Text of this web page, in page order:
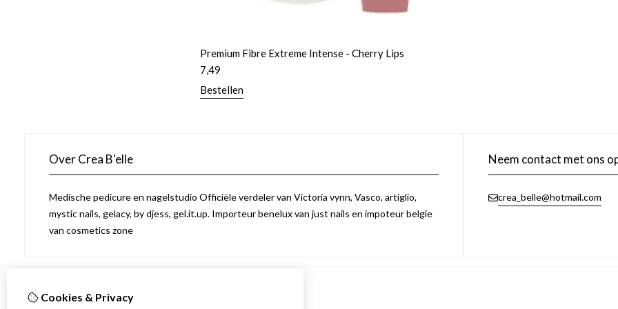
Premium Fibre Extreme Intense - Cherry Lips
7,49
Bestellen
Over Crea B'elle
Medische pedicure en nagelstudio Officiële verdeler van Victoria vynn, Vasco, artiglio,
mystic nails, gelacy, by djess, gel.it.up. Importeur benelux van just nails en impoteur belgie
van cosmetics zone
Neem contact met ons
crea_belle@hotmail.com
Cookies & Privacy